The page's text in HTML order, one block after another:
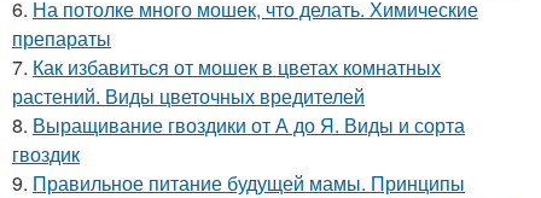
6. На потолке много мошек, что делать. Химические
препараты
7. Как избавиться от мошек в цветах комнатных
растений. Виды цветочных вредителей
8. Выращивание гвоздики от А до Я. Виды и сорта
гвоздик
9. Правильное питание будущей мамы. Принципы